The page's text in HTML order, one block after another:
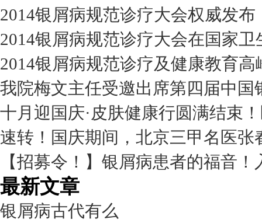
2014银屑病规范诊疗大会权威发
2014银屑病规范诊疗大会在国家
2014银屑病规范诊疗及健康教育
我院梅文主任受邀出席第四届中国
十月迎国庆·皮肤健康行圆满结束
速转！国庆期间，北京三甲名医张
【招募令！】银屑病患者的福音
最新文章
银屑病古代有么